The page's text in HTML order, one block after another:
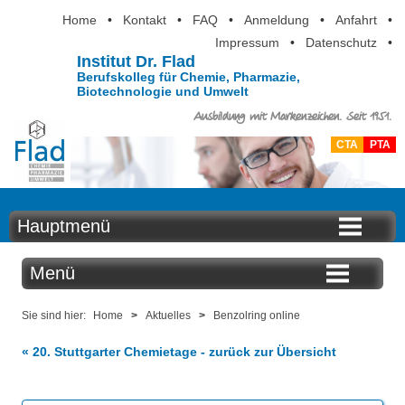
Home • Kontakt • FAQ • Anmeldung • Anfahrt
•
Impressum
• Datenschutz •
Institut Dr. Flad
Berufskolleg für Chemie, Pharmazie,
Biotechnologie und Umwelt
Ausbildung mit Markenzeichen. Seit 1951.
CTA PTA
Hauptmenü
Home
Menü
Aktuelles
Benzolring online
Der Institutskalender
Sie sind hier: Home > Aktuelles > Benzolring online
« 20. Stuttgarter Chemietage - zurück zur Übersicht